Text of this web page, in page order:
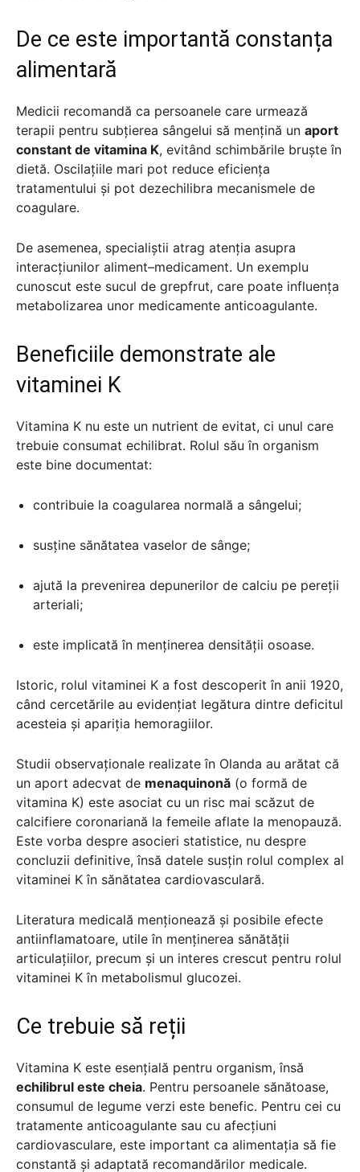
De ce este importantă constanța
alimentară
Medicii recomandă ca persoanele care urmează
terapii pentru subțierea sângelui să mențină un aport
constant de vitamina K, evitând schimbările bruște în
dietă. Oscilațiile mari pot reduce eficiența
tratamentului și pot dezechilibra mecanismele de
coagulare.
De asemenea, specialiștii atrag atenția asupra
interacțiunilor aliment–medicament. Un exemplu
cunoscut este sucul de grepfrut, care poate influența
metabolizarea unor medicamente anticoagulante.
Beneficiile demonstrate ale
vitaminei K
Vitamina K nu este un nutrient de evitat, ci unul care
trebuie consumat echilibrat. Rolul său în organism
este bine documentat:
contribuie la coagularea normală a sângelui;
susține sănătatea vaselor de sânge;
ajută la prevenirea depunerilor de calciu pe pereții
arteriali;
este implicată în menținerea densității osoase.
Istoric, rolul vitaminei K a fost descoperit în anii 1920,
când cercetările au evidențiat legătura dintre deficitul
acesteia și apariția hemoragiilor.
Studii observaționale realizate în Olanda au arătat că
un aport adecvat de menaquinonă (o formă de
vitamina K) este asociat cu un risc mai scăzut de
calcifiere coronariană la femeile aflate la menopauză.
Este vorba despre asocieri statistice, nu despre
concluzii definitive, însă datele susțin rolul complex al
vitaminei K în sănătatea cardiovasculară.
Literatura medicală menționează și posibile efecte
antiinflamatoare, utile în menținerea sănătății
articulațiilor, precum și un interes crescut pentru rolul
vitaminei K în metabolismul glucozei.
Ce trebuie să reții
Vitamina K este esențială pentru organism, însă
echilibrul este cheia. Pentru persoanele sănătoase,
consumul de legume verzi este benefic. Pentru cei cu
tratamente anticoagulante sau cu afecțiuni
cardiovasculare, este important ca alimentația să fie
constantă și adaptată recomandărilor medicale.